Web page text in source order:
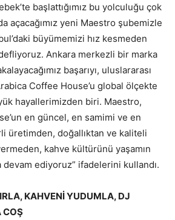
başlattığımız bu yolculuğu çok
açacağımız yeni Maestro şubemizle
büyümemizi hız kesmeden
Ankara merkezli bir marka
başarıyı, uluslararası
Coffee House’u global ölçekte
hayallerimizden biri. Maestro,
en güncel, en samimi ve en
üretimden, doğallıktan ve kaliteli
kahve kültürünü yaşamın
devam ediyoruz” ifadelerini kullandı.
KAHVENİ YUDUMLA, DJ
COŞ